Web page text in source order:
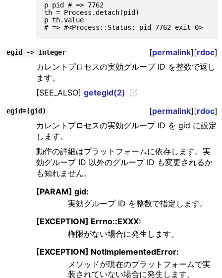
p pid # => 7762
th = Process.detach(pid)
p th.value
# => #<Process::Status: pid 7762 exit 0>
egid -> Integer [permalink][rdoc]
カレントプロセスの実効グループ ID を整数で返し
ます。
[SEE_ALSO] getegid(2)
egid=(gid) [permalink][rdoc]
カレントプロセスの実効グループ ID を gid に設定
します。
動作の詳細はプラットフォームに依存します。実
効グループ ID 以外のグループ ID も変更されるか
も知れません。
[PARAM] gid:
実効グループ ID を整数で指定します。
[EXCEPTION] Errno::EXXX:
権限がない場合に発生します。
[EXCEPTION] NotImplementedError:
メソッドが現在のプラットフォームで実
装されていない場合に発生します。